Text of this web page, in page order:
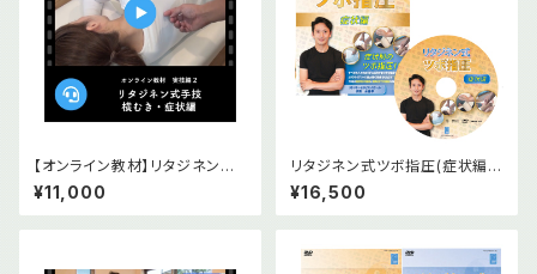
【オンライン教材】リタジネン指
圧 横むき・症状編
¥11,000
リタジネン式ツボ指圧(症状編)
ＤＶＤ版＆オンライン版
¥16,500